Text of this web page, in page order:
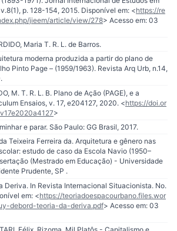
p. 128-154, 2015. Disponível em: <https://re
jieem/article/view/278> Acesso em: 03
Maria T. R. L. de Barros.
moderna produzida a partir do plano de
Pinto Page – (1959/1963). Revista Arq Urb, n.14,
M. T. R. L. B. Plano de Ação (PAGE), e a
Ensaios, v. 17, e204127, 2020. <https://doi.or
>
e parar. São Paulo: GG Brasil, 2017.
Teixeira Ferreira da. Arquitetura e gênero nas
estudo de caso da Escola Navio (1950–
(Mestrado em Educação) - Universidade
Prudente, SP .
Deriva. In Revista Internacional Situacionista. No.
em: <https://teoriadoespacourbano.files.wor
debord-teoria-da-deriva.pdf> Acesso em: 03